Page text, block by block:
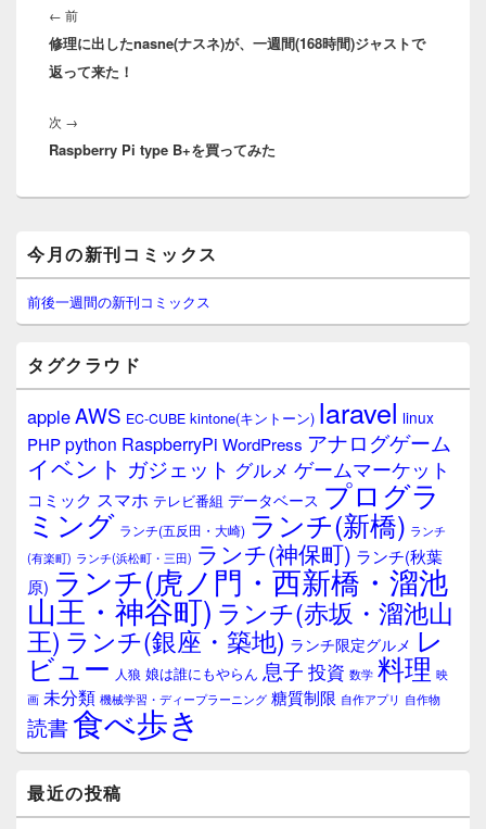
稿
ナ
ビ
ゲ
シ
ョ
← 前前
の
投
修理に出したnasne(ナスネ)が、一週間(168時間)ジャストで
返って来た！
次 →
の
稿:
Raspberry Pi type B+を買ってみた
イ
ン
サ
イ
ウ
ィ
ジ
ェ
ア
今月の新刊コミックス
前後一週間の新刊コミックス
タグクラウド
appleAWS EC-CUBE kintone(キントーン) laravel linux
PHPpython RaspberryPi WordPress アナログゲーム
イベント ガジェット グルメ ゲームマーケット
コミック スマホ テレビ番組 データベース プログラ
ミング ランチ(五反田・大崎) ランチ(新橋) ランチ
(有楽町) ランチ(浜松町・三田) ランチ(神保町) ランチ(秋葉
原) ランチ(虎ノ門・西新橋・溜池
山王・神谷町) ランチ(赤坂・溜池山
王) ランチ(銀座・築地) ランチ限定グルメ レ
ビュー 人狼 娘は誰にもやらん 息子 投資 数学 料理 映
画 未分類 機械学習・ディープラーニング 糖質制限 自作アプリ 自作物
読書食べ歩き
最近の投稿